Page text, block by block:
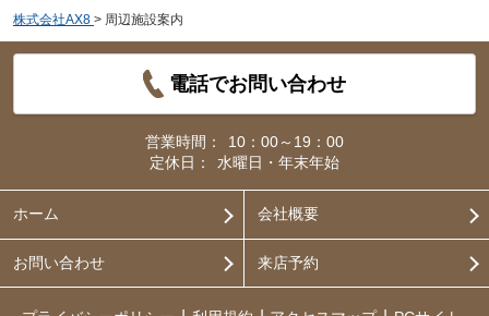
株式会社AX8 > 周辺施設案内
電話でお問い合わせ
営業時間：
10：00～19：00
定休日：
水曜日・年末年始
ホーム 会社概要
お問い合わせ 来店予約